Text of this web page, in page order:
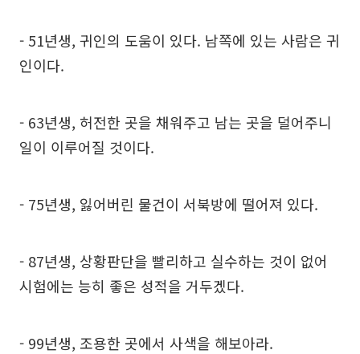
- 51년생, 귀인의 도움이 있다. 남쪽에 있는 사람은 귀
인이다.
- 63년생, 허전한 곳을 채워주고 남는 곳을 덜어주니
일이 이루어질 것이다.
- 75년생, 잃어버린 물건이 서북방에 떨어져 있다.
- 87년생, 상황판단을 빨리하고 실수하는 것이 없어
시험에는 능히 좋은 성적을 거두겠다.
- 99년생, 조용한 곳에서 사색을 해보아라.